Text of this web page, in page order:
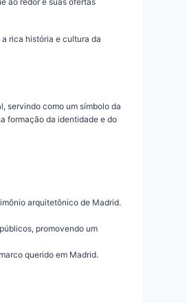
rica história e cultura da
servindo como um símbolo da
formação da identidade e do
arquitetônico de Madrid.
promovendo um
querido em Madrid.